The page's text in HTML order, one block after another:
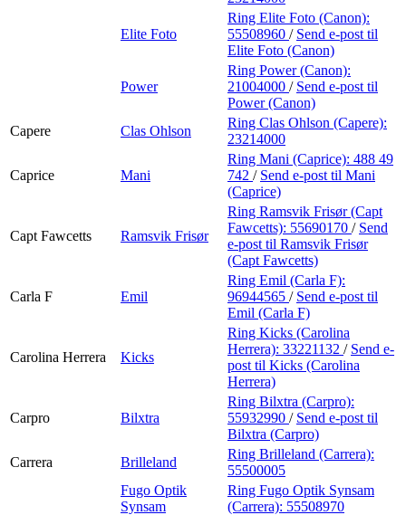
Elite Foto
Ring Elite Foto (Canon):
55508960 / Send e-post til
Elite Foto (Canon)
Power
Ring Power (Canon):
21004000 / Send e-post til
Power (Canon)
Capere
Clas Ohlson
Ring Clas Ohlson (Capere):
23214000
Caprice Mani
Ring Mani (Caprice): 488 49
742 / Send e-post til Mani
(Caprice)
Capt Fawcetts Ramsvik Frisør
Ring Ramsvik Frisør (Capt
Fawcetts): 55690170 / Send
e-post til Ramsvik Frisør
(Capt Fawcetts)
Carla F Emil
Ring Emil (Carla F):
96944565 / Send e-post til
Emil (Carla F)
Carolina Herrera Kicks
Ring Kicks (Carolina
Herrera): 33221132 / Send e-
post til Kicks (Carolina
Herrera)
Carpro Bilxtra
Ring Bilxtra (Carpro):
55932990 / Send e-post til
Bilxtra (Carpro)
Carrera
Brilleland
Ring Brilleland (Carrera):
55500005
Fugo Optik
Synsam
Ring Fugo Optik Synsam
(Carrera): 55508970